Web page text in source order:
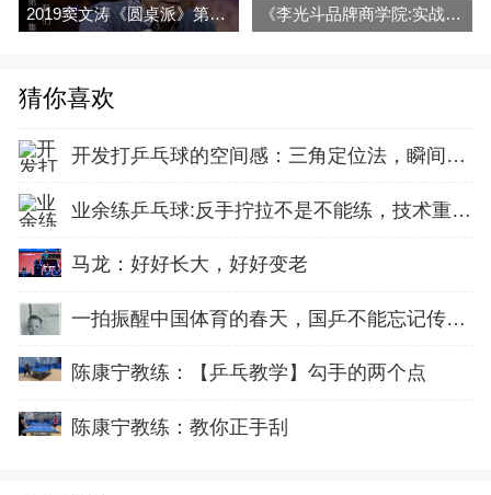
2019窦文涛《圆桌派》第四季24集1080P高清视频百度网盘分享 《李光斗品牌商学院:实战MBA财富密课》音频全集百度云百度网盘下载
猜你喜欢
开发打乒乓球的空间感：三角定位法，瞬间找准最佳击球点
业余练乒乓球:反手拧拉不是不能练，技术重点就不在手上
马龙：好好长大，好好变老
一拍振醒中国体育的春天，国乒不能忘记传奇前辈这份初心！
陈康宁教练：【乒乓教学】勾手的两个点
陈康宁教练：教你正手刮